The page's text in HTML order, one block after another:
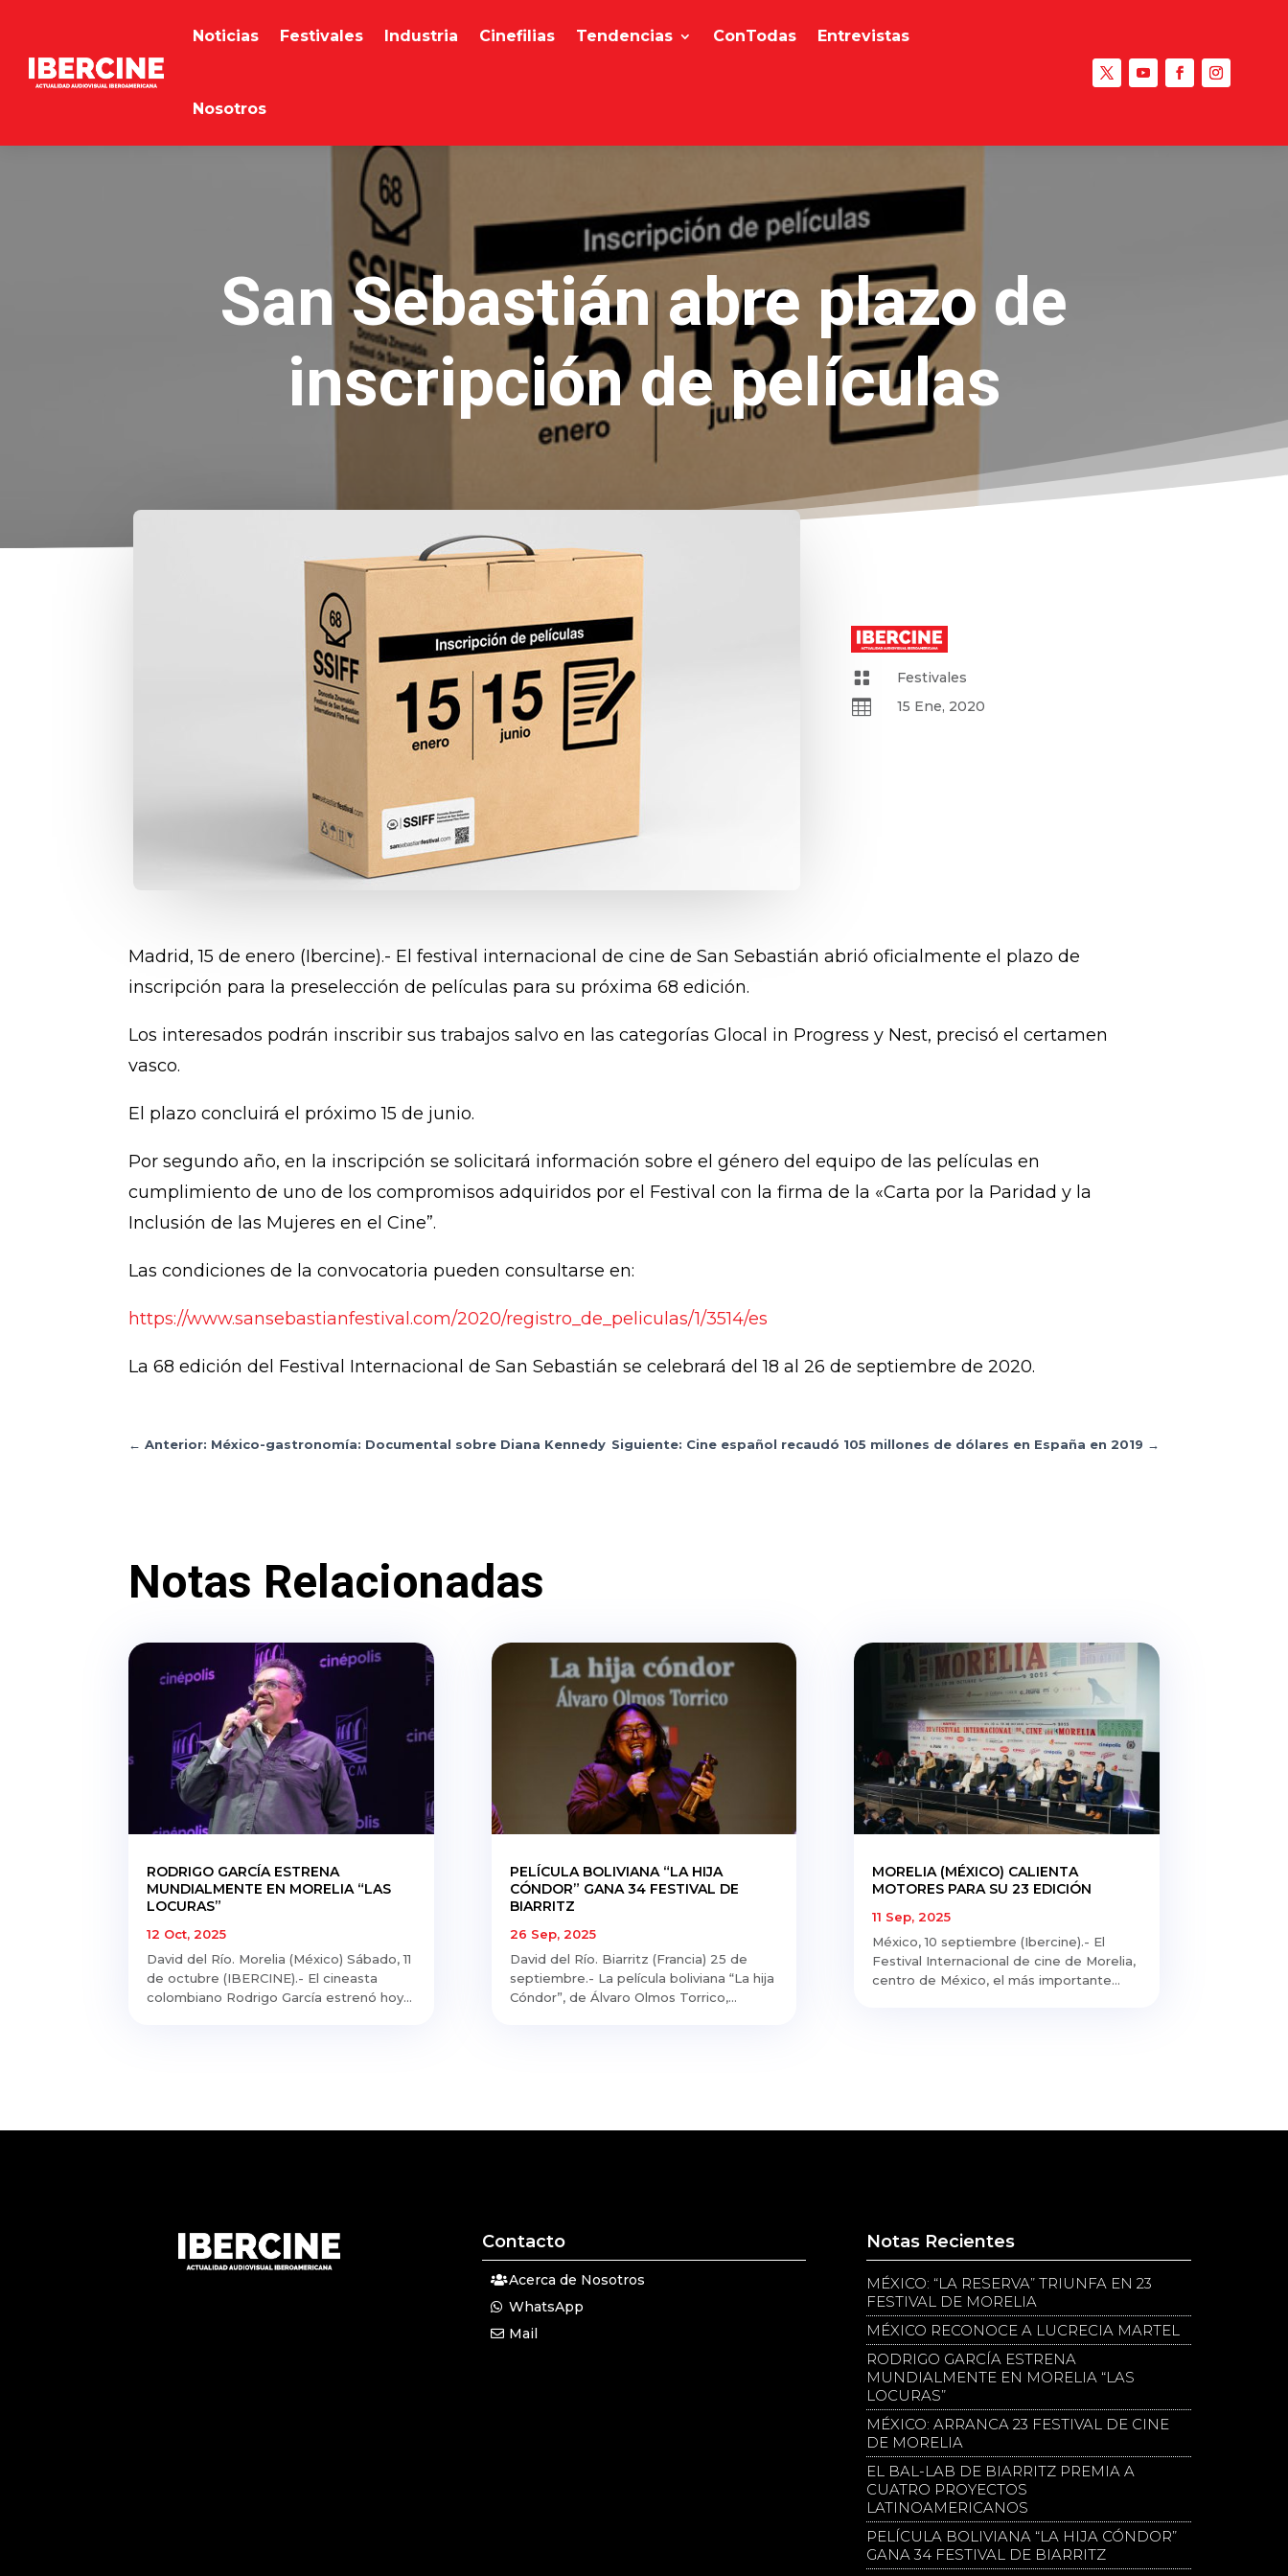
Noticias Festivales Industria Cinefilias Tendencias ConTodas Entrevistas
Nosotros
San Sebastián abre plazo de
inscripción de películas
 Festivales
 15 Ene, 2020
Madrid, 15 de enero (Ibercine).- El festival internacional de cine de San Sebastián abrió oficialmente el plazo de
inscripción para la preselección de películas para su próxima 68 edición.
Los interesados podrán inscribir sus trabajos salvo en las categorías Glocal in Progress y Nest, precisó el certamen
vasco.
El plazo concluirá el próximo 15 de junio.
Por segundo año, en la inscripción se solicitará información sobre el género del equipo de las películas en
cumplimiento de uno de los compromisos adquiridos por el Festival con la firma de la «Carta por la Paridad y la
Inclusión de las Mujeres en el Cine”.
Las condiciones de la convocatoria pueden consultarse en:
https://www.sansebastianfestival.com/2020/registro_de_peliculas/1/3514/es
La 68 edición del Festival Internacional de San Sebastián se celebrará del 18 al 26 de septiembre de 2020.
←Anterior: México-gastronomía: Documental sobre Diana Kennedy Siguiente: Cine español recaudó 105 millones de dólares en España en 2019 →
Notas Relacionadas
RODRIGO GARCÍA ESTRENA
MUNDIALMENTE EN MORELIA “LAS
LOCURAS”
12 Oct, 2025
David del Río. Morelia (México) Sábado, 11
de octubre (IBERCINE).- El cineasta
colombiano Rodrigo García estrenó hoy...
PELÍCULA BOLIVIANA “LA HIJA
CÓNDOR” GANA 34 FESTIVAL DE
BIARRITZ
26 Sep, 2025
David del Río. Biarritz (Francia) 25 de
septiembre.- La película boliviana “La hija
Cóndor”, de Álvaro Olmos Torrico,...
MORELIA (MÉXICO) CALIENTA
MOTORES PARA SU 23 EDICIÓN
11 Sep, 2025
México, 10 septiembre (Ibercine).- El
Festival Internacional de cine de Morelia,
centro de México, el más importante...
Contacto
Acerca de Nosotros
WhatsApp
Mail
Notas Recientes
MÉXICO: “LA RESERVA” TRIUNFA EN 23
FESTIVAL DE MORELIA
MÉXICO RECONOCE A LUCRECIA MARTEL
RODRIGO GARCÍA ESTRENA
MUNDIALMENTE EN MORELIA “LAS
LOCURAS”
MÉXICO: ARRANCA 23 FESTIVAL DE CINE
DE MORELIA
EL BAL-LAB DE BIARRITZ PREMIA A
CUATRO PROYECTOS
LATINOAMERICANOS
PELÍCULA BOLIVIANA “LA HIJA CÓNDOR”
GANA 34 FESTIVAL DE BIARRITZ